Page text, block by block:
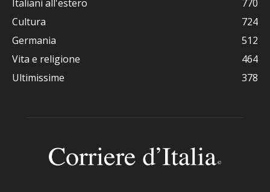
Italiani all'estero
770
Cultura
724
Germania
512
Vita e religione
464
Ultimissime
378